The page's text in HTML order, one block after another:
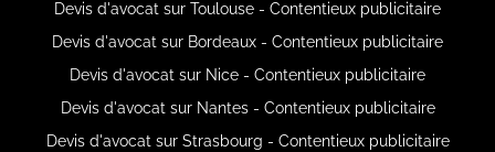
Devis d'avocat sur Toulouse - Contentieux publicitaire
Devis d'avocat sur Bordeaux - Contentieux publicitaire
Devis d'avocat sur Nice - Contentieux publicitaire
Devis d'avocat sur Nantes - Contentieux publicitaire
Devis d'avocat sur Strasbourg - Contentieux publicitaire